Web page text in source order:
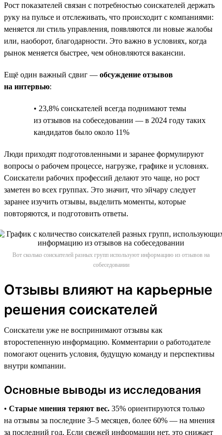
Рост показателей связан с потребностью соискателей держать
руку на пульсе и отслеживать, что происходит с компаниями:
меняется ли стиль управления, появляются ли новые жалобы
или, наоборот, благодарности. Это важно в условиях, когда
рынок меняется быстрее, чем обновляются вакансии.
Ещё один важный сдвиг — обсуждение отзывов
на интервью:
• 23,8% соискателей всегда поднимают темы
из отзывов на собеседовании — в 2024 году таких
кандидатов было около 11%
Люди приходят подготовленными и заранее формулируют
вопросы о рабочем процессе, нагрузке, графике и условиях.
Соискатели рабочих профессий делают это чаще, но рост
заметен во всех группах. Это значит, что эйчару следует
заранее изучить отзывы, выделить моменты, которые
повторяются, и подготовить ответы.
Вот сколько соискателей разных групп используют информацию из отзывов на
собеседовании
Отзывы влияют на карьерные
решения соискателей
Соискатели уже не воспринимают отзывы как
второстепенную информацию. Комментарии о работодателе
помогают оценить условия, будущую команду и перспективы
внутри компании.
Основные выводы из исследования
• Старые мнения теряют вес. 35% ориентируются только
на отзывы за последние 3–5 месяцев, более 60% — на мнения
за последний год. Если свежей информации нет, это снижает